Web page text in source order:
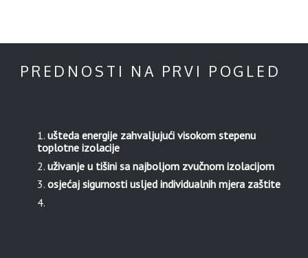
PREDNOSTI NA PRVI POGLED
ušteda energije zahvaljujući visokom stepenu
toplotne izolacije
uživanje u tišini sa najboljom zvučnom izolacijom
osjećaj sigurnosti usljed individualnih mjera zaštite